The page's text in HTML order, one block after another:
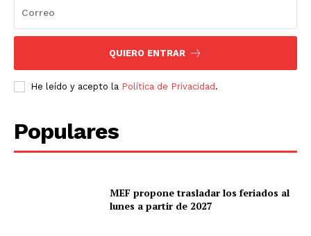
QUIERO ENTRAR
He leído y acepto la Política de Privacidad.
Populares
MEF propone trasladar los feriados al
lunes a partir de 2027